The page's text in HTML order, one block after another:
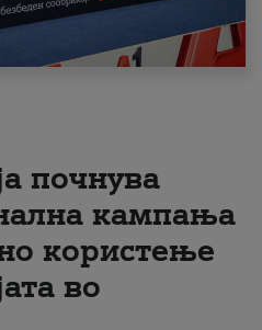
почнува
кампања
користење
во